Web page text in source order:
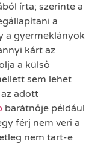
írta; szerinte a
a
a gyermeklányok
kárt az
a külső
sem lehet
adott
barátnője például
férj nem veri a
nem tart-e